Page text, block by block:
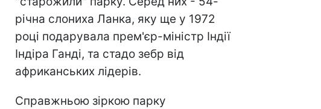
річна слониха Ланка, яку ще у 1972
році подарувала прем'єр-міністр Індії
Індіра Ганді, та стадо зебр від
африканських лідерів.
Справжньою зіркою парку